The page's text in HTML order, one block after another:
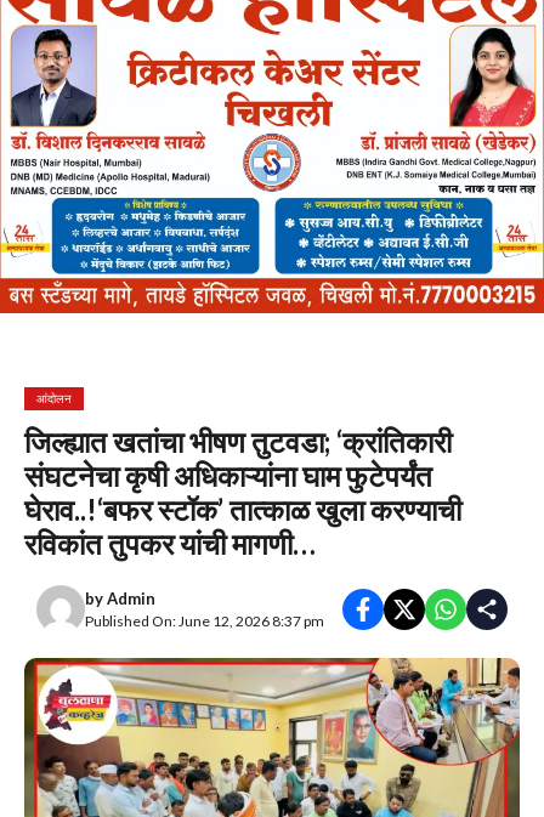
आंदोलन
जिल्ह्यात खतांचा भीषण तुटवडा; ‘क्रांतिकारी
संघटनेचा कृषी अधिकाऱ्यांना घाम फुटेपर्यंत
घेराव..!‘बफर स्टॉक’ तात्काळ खुला करण्याची
रविकांत तुपकर यांची मागणी…
byAdmin
Published On: June 12, 2026 8:37 pm